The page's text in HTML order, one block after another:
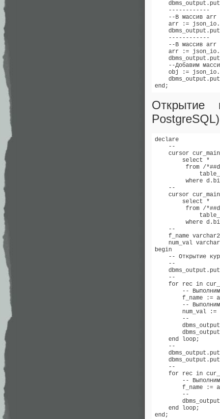
    ------------
--В массив
arr :=
    ------------
--В массив
arr :=
--Добавим
obj :=
end;
Открытие
declare
    --
cursor
        select *
from /
where
    --
cursor
        select *
from /
where
    --
f_name
num_val
begin
-- Открытие
    --
    --
for rec in
--
f_name :=
--
num_val :=
        --
    end loop;
    --
    --
for rec in
--
f_name :=
        --
    end loop;